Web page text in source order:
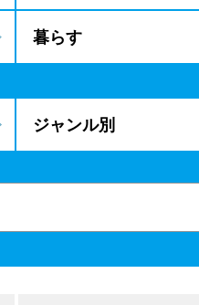
暮らす
ジャンル別